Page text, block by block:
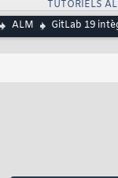
TUTORIELS
ALM GitLab 19